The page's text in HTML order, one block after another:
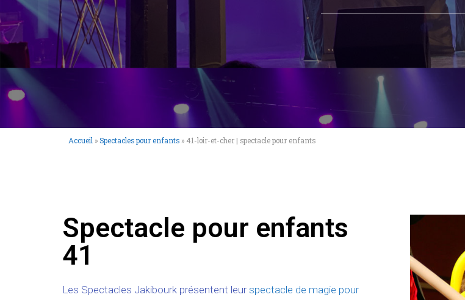
Accueil » Spectacles pour enfants » 41-loir-et-cher | spectacle pour enfants
Spectacle pour enfants
41
Les Spectacles Jakibourk présentent leurspectacle de magie pour